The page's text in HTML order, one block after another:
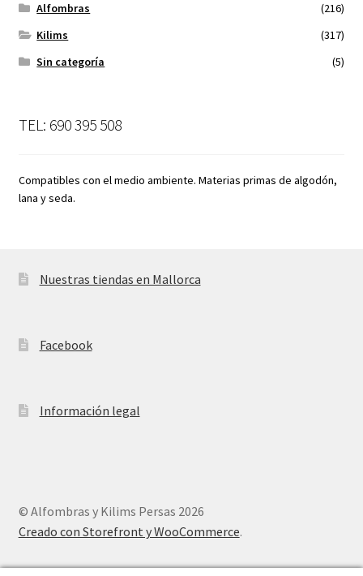
Alfombras
(216)
Kilims
(317)
Sin categoría
(5)
TEL: 690 395 508
Compatibles con el medio ambiente. Materias primas de algodón,
lana y seda.
Nuestras tiendas en Mallorca
Facebook
Información legal
© Alfombras y Kilims Persas 2026
Creado con Storefront y WooCommerce.